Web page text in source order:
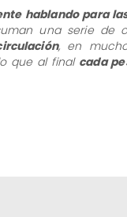
hablando para
una serie de
, en
que al final cada